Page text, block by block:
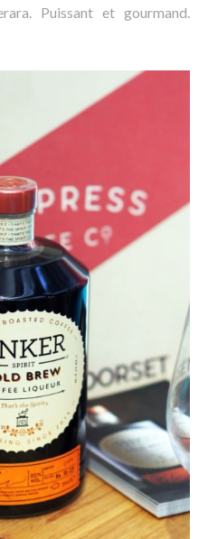
Puissant et gourmand.